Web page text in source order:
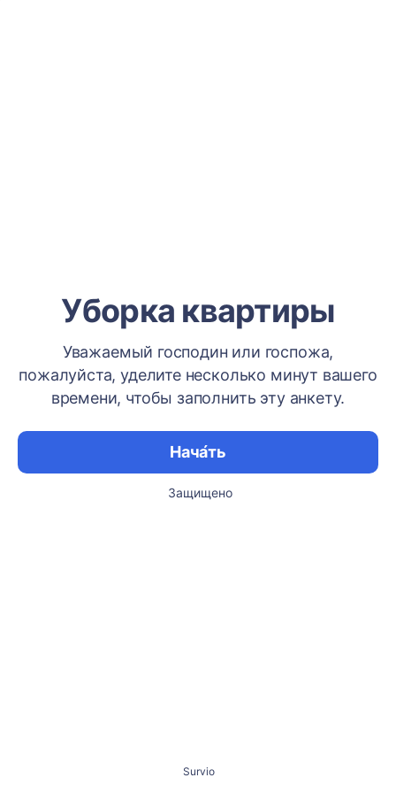
Уборка квартиры
Уважаемый господин или госпожа,
пожалуйста, уделите несколько минут вашего
времени, чтобы заполнить эту анкету.
Нача́ть
Защищено
Survio